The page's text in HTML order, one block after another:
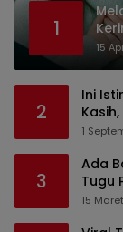
1
15
2
Ini
PDIP?
1
3
Ada
Tugu
15